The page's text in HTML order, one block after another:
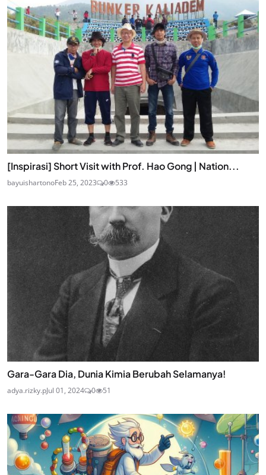
[Inspirasi] Short Visit with Prof. Hao Gong | Nation...
bayuishartonoFeb 25, 2023 0 533
Gara-Gara Dia, Dunia Kimia Berubah Selamanya!
adya.rizky.pJul 01, 2024 0 51